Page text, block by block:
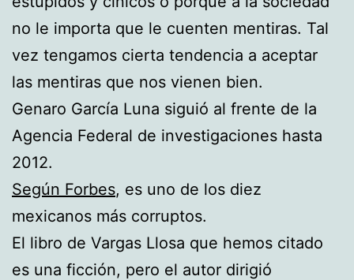
no le importa que le cuenten mentiras. Tal
vez tengamos cierta tendencia a aceptar
las mentiras que nos vienen bien.
Genaro García Luna siguió al frente de la
Agencia Federal de investigaciones hasta
2012.
Según Forbes, es uno de los diez
mexicanos más corruptos.
El libro de Vargas Llosa que hemos citado
es una ficción, pero el autor dirigió